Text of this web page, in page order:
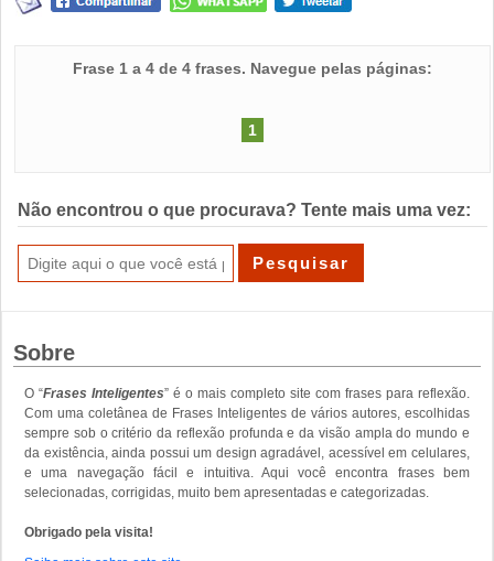
Frase 1 a 4 de 4 frases. Navegue pelas páginas:
1
Não encontrou o que procurava? Tente mais uma vez:
Sobre
O “Frases Inteligentes” é o mais completo site com frases para reflexão.
Com uma coletânea de Frases Inteligentes de vários autores, escolhidas
sempre sob o critério da reflexão profunda e da visão ampla do mundo e
da existência, ainda possui um design agradável, acessível em celulares,
e uma navegação fácil e intuitiva. Aqui você encontra frases bem
selecionadas, corrigidas, muito bem apresentadas e categorizadas.
Obrigado pela visita!